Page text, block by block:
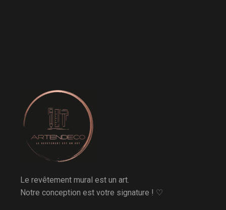
Le revêtement mural est un art.
Notre conception est votre signature ! ♡